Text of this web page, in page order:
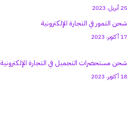
25 أبريل، 2023
شحن التمور في التجارة الإلكترونية
17 أكتوبر، 2023
شحن مستحضرات التجميل في التجارة الإلكترونية
18 أكتوبر، 2023